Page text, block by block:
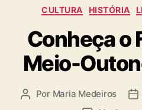
A
C
e
g
o
i
CULTURA HISTÓRIA
Conheça o
Meio-
A Por Maria Medeiros
D